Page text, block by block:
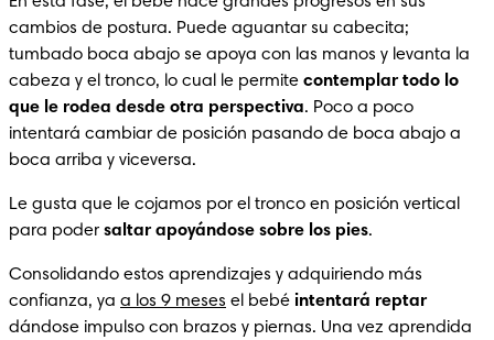
cambios de postura. Puede aguantar su cabecita;
tumbado boca abajo se apoya con las manos y levanta la
cabeza y el tronco, lo cual le permite contemplar todo lo
que le rodea desde otra perspectiva. Poco a poco
intentará cambiar de posición pasando de boca abajo a
boca arriba y viceversa.
Le gusta que le cojamos por el tronco en posición vertical
para poder saltar apoyándose sobre los pies.
Consolidando estos aprendizajes y adquiriendo más
confianza, ya a los 9 meses el bebé intentará reptar
dándose impulso con brazos y piernas. Una vez aprendida